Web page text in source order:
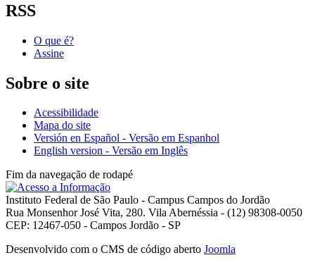
RSS
O que é?
Assine
Sobre o site
Acessibilidade
Mapa do site
Versión en Español - Versão em Espanhol
English version - Versão em Inglês
Fim da navegação de rodapé
Instituto Federal de São Paulo - Campus Campos do Jordão
Rua Monsenhor José Vita, 280. Vila Abernéssia - (12) 98308-0050
CEP: 12467-050 - Campos Jordão - SP
Desenvolvido com o CMS de código aberto Joomla